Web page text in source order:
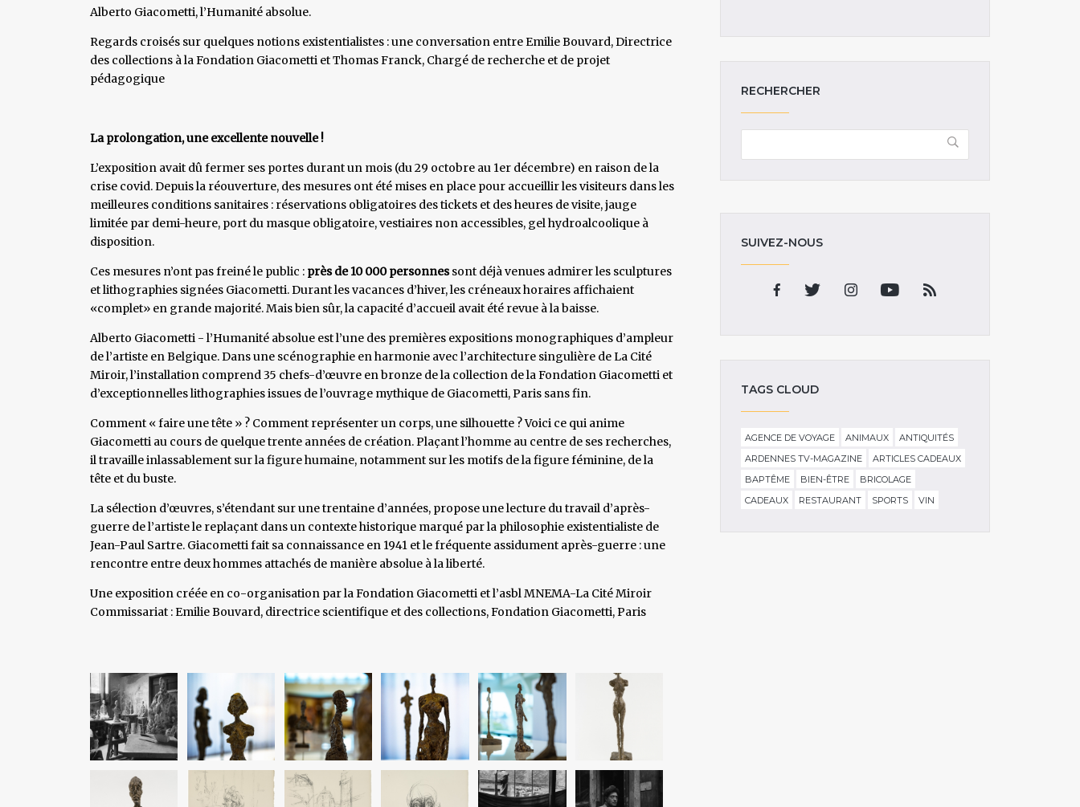
Alberto Giacometti, l’Humanité absolue.
Regards croisés sur quelques notions existentialistes : une conversation entre Emilie Bouvard, Directrice
des collections à la Fondation Giacometti et Thomas Franck, Chargé de recherche et de projet
pédagogique
La prolongation, une excellente nouvelle !
L’exposition avait dû fermer ses portes durant un mois (du 29 octobre au 1er décembre) en raison de la
crise covid. Depuis la réouverture, des mesures ont été mises en place pour accueillir les visiteurs dans les
meilleures conditions sanitaires : réservations obligatoires des tickets et des heures de visite, jauge
limitée par demi-heure, port du masque obligatoire, vestiaires non accessibles, gel hydroalcoolique à
disposition.
Ces mesures n’ont pas freiné le public : près de 10 000 personnessont déjà venues admirer les sculptures
et lithographies signées Giacometti. Durant les vacances d’hiver, les créneaux horaires affichaient
«complet» en grande majorité. Mais bien sûr, la capacité d’accueil avait été revue à la baisse.
Alberto Giacometti - l’Humanité absolue est l’une des premières expositions monographiques d’ampleur
de l’artiste en Belgique. Dans une scénographie en harmonie avec l’architecture singulière de La Cité
Miroir, l’installation comprend 35 chefs-d’œuvre en bronze de la collection de la Fondation Giacometti et
d’exceptionnelles lithographies issues de l’ouvrage mythique de Giacometti, Paris sans fin.
Comment « faire une tête » ? Comment représenter un corps, une silhouette ? Voici ce qui anime
Giacometti au cours de quelque trente années de création. Plaçant l’homme au centre de ses recherches,
il travaille inlassablement sur la figure humaine, notamment sur les motifs de la figure féminine, de la
tête et du buste.
La sélection d’œuvres, s’étendant sur une trentaine d’années, propose une lecture du travail d’après-
guerre de l’artiste le replaçant dans un contexte historique marqué par la philosophie existentialiste de
Jean-Paul Sartre. Giacometti fait sa connaissance en 1941 et le fréquente assidument après-guerre : une
rencontre entre deux hommes attachés de manière absolue à la liberté.
Une exposition créée en co-organisation par la Fondation Giacometti et l’asbl MNEMA-La Cité Miroir
Commissariat : Emilie Bouvard, directrice scientifique et des collections, Fondation Giacometti, Paris
RECHERCHER
SUIVEZ-NOUS
TAGS CLOUD
AGENCE DE VOYAGE ANIMAUX
ANTIQUITÉS
ARDENNES TV-MAGAZINE
ARTICLES CADEAUX
BAPTÊME
BIEN-ÊTRE
BRICOLAGE
CADEAUX
RESTAURANT SPORTS VIN